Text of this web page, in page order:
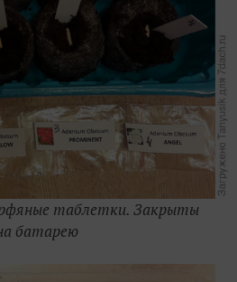
таблетки. Закрыты
батарею